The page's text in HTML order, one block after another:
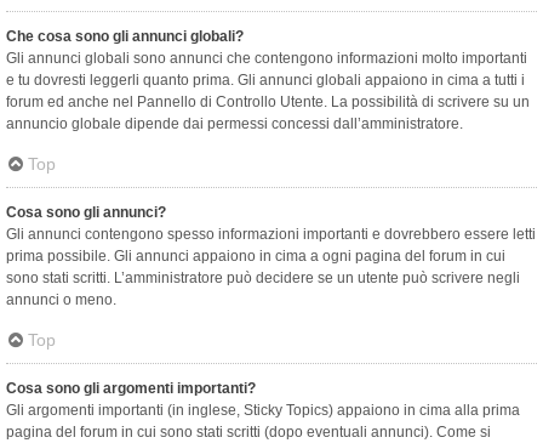
Che cosa sono gli annunci globali?
Gli annunci globali sono annunci che contengono informazioni molto importanti
e tu dovresti leggerli quanto prima. Gli annunci globali appaiono in cima a tutti i
forum ed anche nel Pannello di Controllo Utente. La possibilità di scrivere su un
annuncio globale dipende dai permessi concessi dall’amministratore.
Top
Cosa sono gli annunci?
Gli annunci contengono spesso informazioni importanti e dovrebbero essere letti
prima possibile. Gli annunci appaiono in cima a ogni pagina del forum in cui
sono stati scritti. L’amministratore può decidere se un utente può scrivere negli
annunci o meno.
Top
Cosa sono gli argomenti importanti?
Gli argomenti importanti (in inglese, Sticky Topics) appaiono in cima alla prima
pagina del forum in cui sono stati scritti (dopo eventuali annunci). Come si